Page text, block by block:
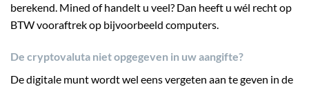
berekend. Mined of handelt u veel? Dan heeft u wél recht op
BTW vooraftrek op bijvoorbeeld computers.
De cryptovaluta niet opgegeven in uw aangifte?
De digitale munt wordt wel eens vergeten aan te geven in de